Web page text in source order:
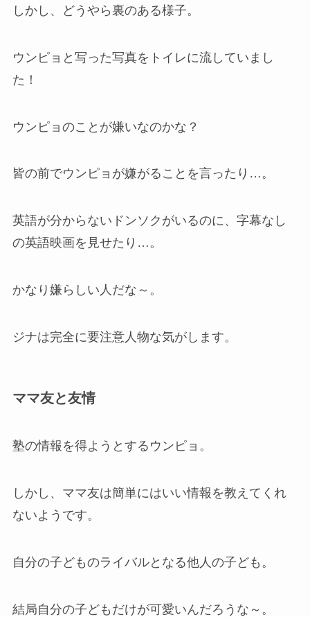
しかし、どうやら裏のある様子。
ウンピョと写った写真をトイレに流していまし
た！
ウンピョのことが嫌いなのかな？
皆の前でウンピョが嫌がることを言ったり…。
英語が分からないドンソクがいるのに、字幕なし
の英語映画を見せたり…。
かなり嫌らしい人だな～。
ジナは完全に要注意人物な気がします。
ママ友と友情
塾の情報を得ようとするウンピョ。
しかし、ママ友は簡単にはいい情報を教えてくれ
ないようです。
自分の子どものライバルとなる他人の子ども。
結局自分の子どもだけが可愛いんだろうな～。